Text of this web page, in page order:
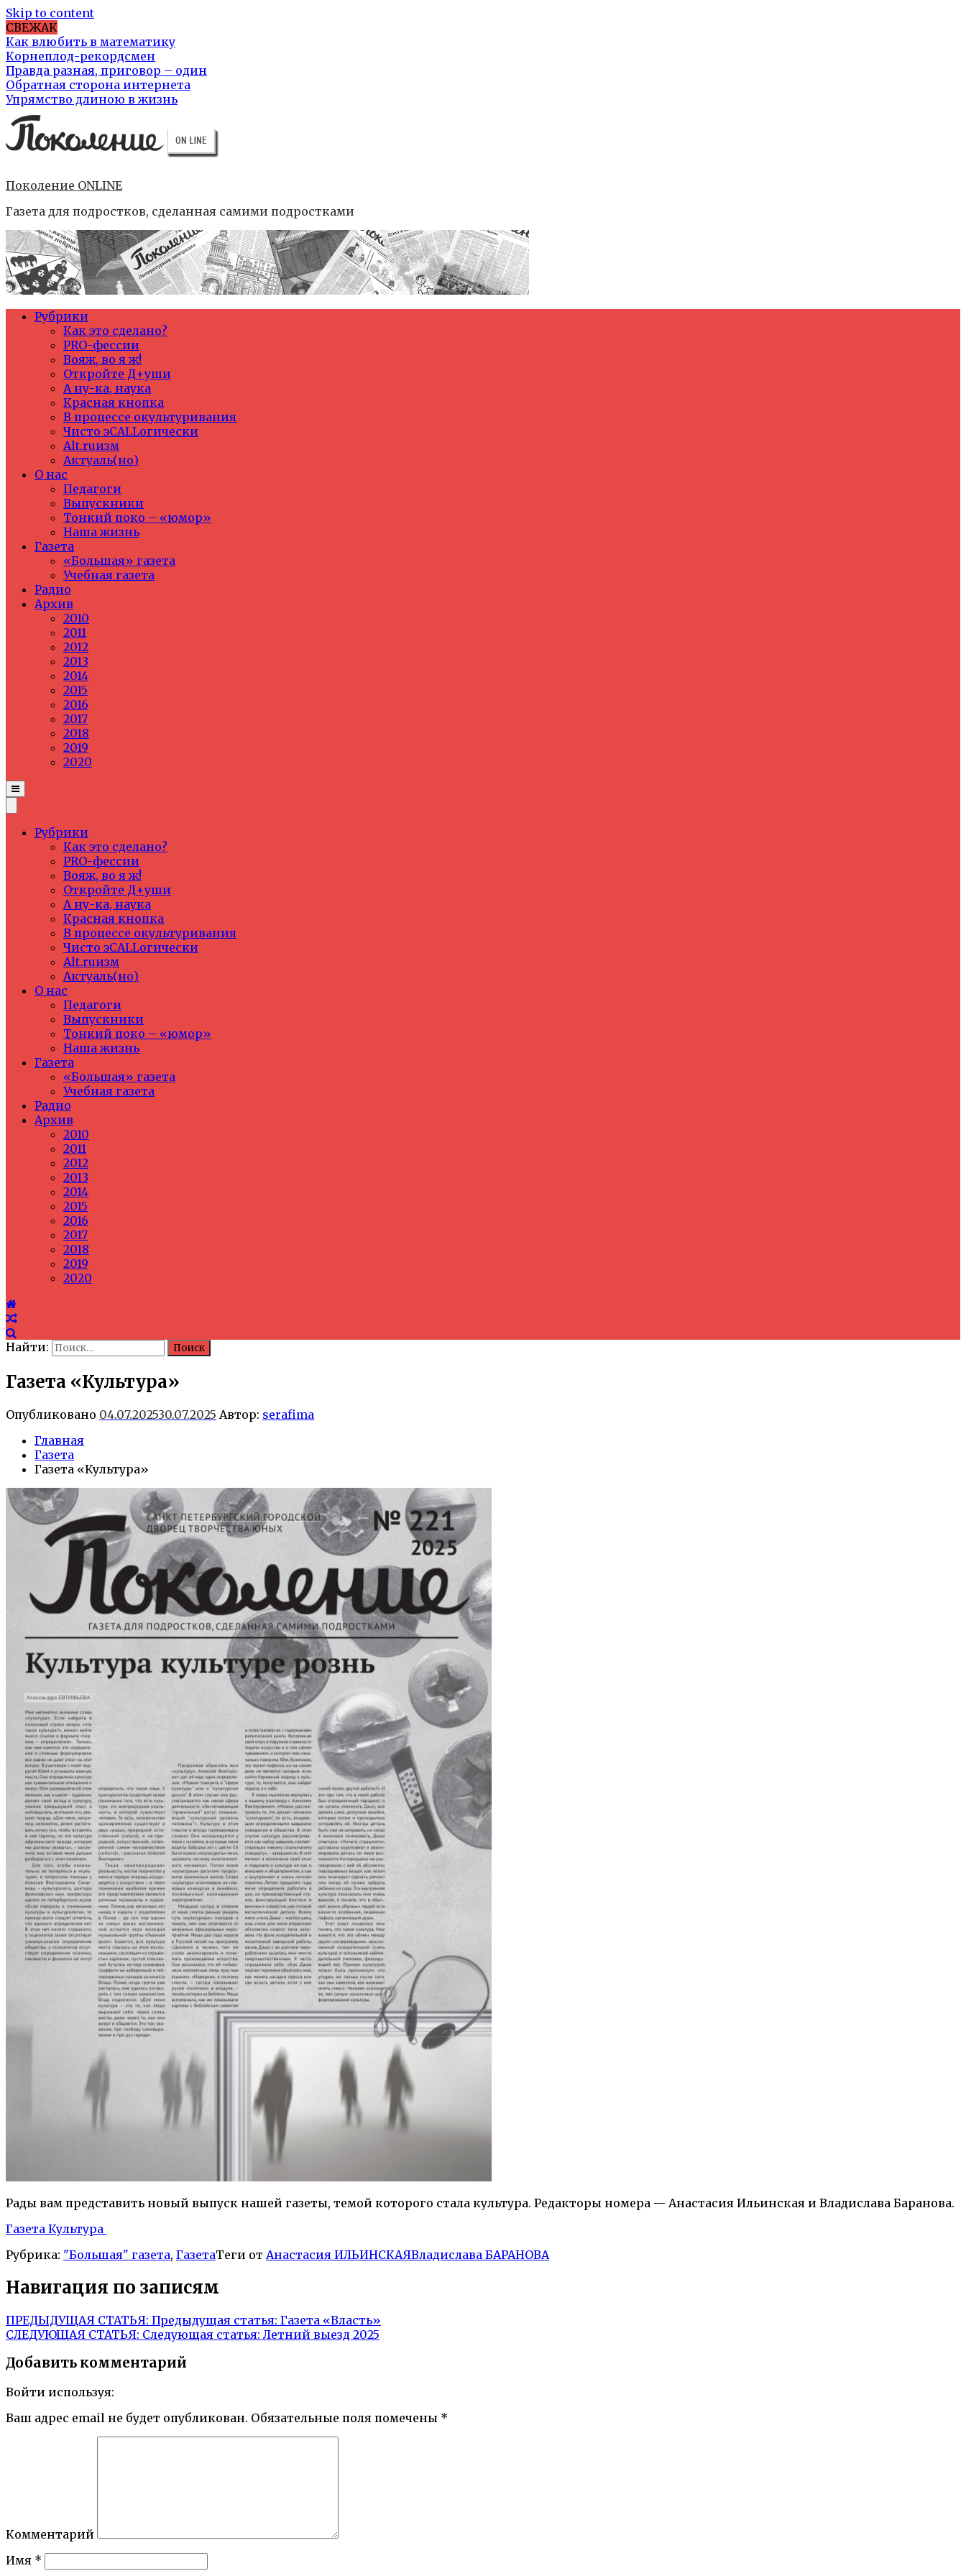
Skip to content
СВЕЖАК
Как влюбить в математику
Корнеплод-рекордсмен
Правда разная, приговор – один
Обратная сторона интернета
Упрямство длиною в жизнь
Поколение ONLINE
Газета для подростков, сделанная самими подростками
Рубрики
Как это сделано?
PRO-фессии
Вояж, во я ж!
Откройте Д+уши
А ну-ка, наука
Красная кнопка
В процессе окультуривания
Чисто эCALLогически
Alt.ruизм
Актуаль(но)
О нас
Педагоги
Выпускники
Тонкий поко – «юмор»
Наша жизнь
Газета
«Большая» газета
Учебная газета
Радио
Архив
2010
2011
2012
2013
2014
2015
2016
2017
2018
2019
2020
Рубрики
Как это сделано?
PRO-фессии
Вояж, во я ж!
Откройте Д+уши
А ну-ка, наука
Красная кнопка
В процессе окультуривания
Чисто эCALLогически
Alt.ruизм
Актуаль(но)
О нас
Педагоги
Выпускники
Тонкий поко – «юмор»
Наша жизнь
Газета
«Большая» газета
Учебная газета
Радио
Архив
2010
2011
2012
2013
2014
2015
2016
2017
2018
2019
2020
Найти:
Газета «Культура»
Опубликовано 04.07.202530.07.2025 Автор: serafima
Главная
Газета
Газета «Культура»
Рады вам представить новый выпуск нашей газеты, темой которого стала культура. Редакторы номера — Анастасия Ильинская и Владислава Баранова.
Газета Культура
Рубрика: "Большая" газета, ГазетаТеги от Анастасия ИЛЬИНСКАЯВладислава БАРАНОВА
Навигация по записям
ПРЕДЫДУЩАЯ СТАТЬЯ: Предыдущая статья: Газета «Власть»
СЛЕДУЮЩАЯ СТАТЬЯ: Следующая статья: Летний выезд 2025
Добавить комментарий
Войти используя:
Ваш адрес email не будет опубликован. Обязательные поля помечены *
Комментарий
Имя *